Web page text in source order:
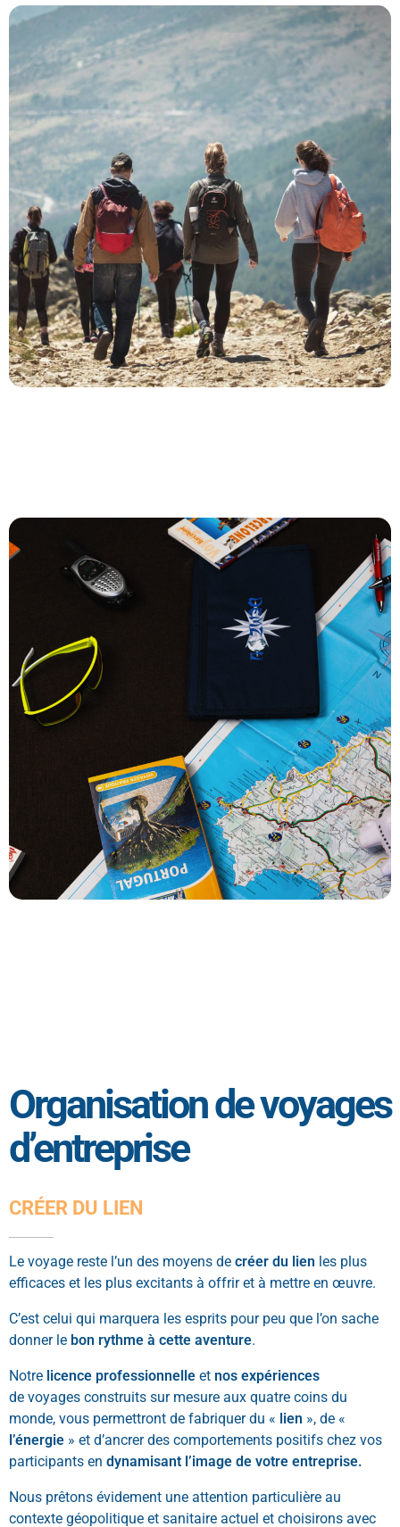
Organisation de voyages
d’entreprise
CRÉER DU LIEN
Le voyage reste l’un des moyens de créer du lien les plus
efficaces et les plus excitants à offrir et à mettre en œuvre.
C’est celui qui marquera les esprits pour peu que l’on sache
donner le bon rythme à cette aventure.
Notre licence professionnelle et nos expériences
de voyages construits sur mesure aux quatre coins du
monde, vous permettront de fabriquer du « lien », de «
l’énergie » et d’ancrer des comportements positifs chez vos
participants en dynamisant l’image de votre entreprise.
Nous prêtons évidement une attention particulière au
contexte géopolitique et sanitaire actuel et choisirons avec